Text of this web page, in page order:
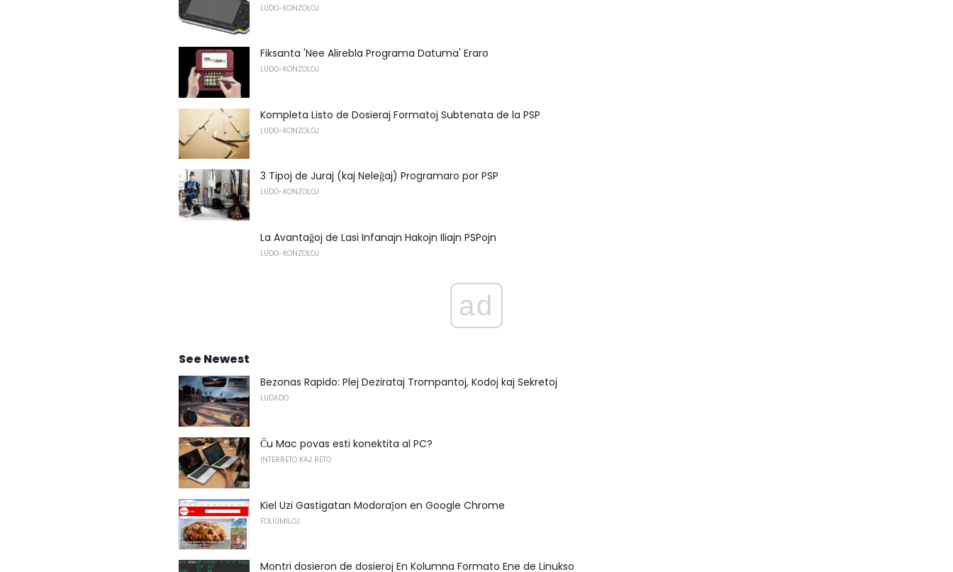
LUDO-KONZOLOJ
Fiksanta 'Nee Alirebla Programa Datuma' Eraro
LUDO-KONZOLOJ
Kompleta Listo de Dosieraj Formatoj Subtenata de la PSP
LUDO-KONZOLOJ
3 Tipoj de Juraj (kaj Neleĝaj) Programaro por PSP
LUDO-KONZOLOJ
La Avantaĝoj de Lasi Infanajn Hakojn Iliajn PSPojn
LUDO-KONZOLOJ
ad
See Newest
Bezonas Rapido: Plej Dezirataj Trompantoj, Kodoj kaj Sekretoj
LUDADO
Ĉu Mac povas esti konektita al PC?
INTERRETO KAJ RETO
Kiel Uzi Gastigatan Modoraĵon en Google Chrome
FOLIUMILOJ
Montri dosieron de dosieroj En Kolumna Formato Ene de Linukso